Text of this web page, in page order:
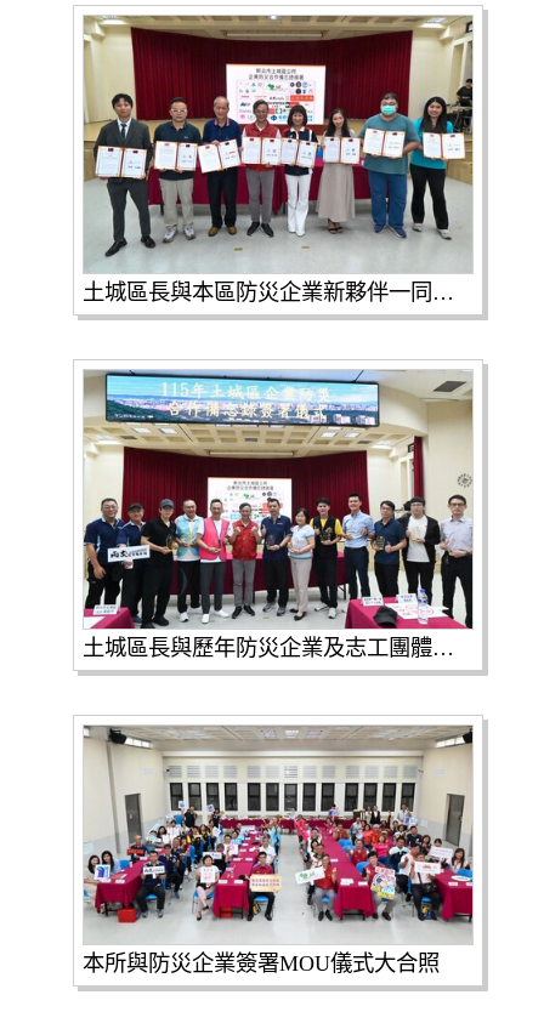
土城區長與本區防災企業新夥伴一同合影
土城區長與歷年防災企業及志工團體夥伴一同合影
本所與防災企業簽署MOU儀式大合照